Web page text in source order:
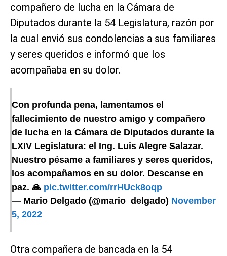
compañero de lucha en la Cámara de
Diputados durante la 54 Legislatura, razón por
la cual envió sus condolencias a sus familiares
y seres queridos e informó que los
acompañaba en su dolor.
Con profunda pena, lamentamos el
fallecimiento de nuestro amigo y compañero
de lucha en la Cámara de Diputados durante la
LXIV Legislatura: el Ing. Luis Alegre Salazar.
Nuestro pésame a familiares y seres queridos,
los acompañamos en su dolor. Descanse en
paz. 🙏 pic.twitter.com/rrHUck8oqp
— Mario Delgado (@mario_delgado) November
5, 2022
Otra compañera de bancada en la 54